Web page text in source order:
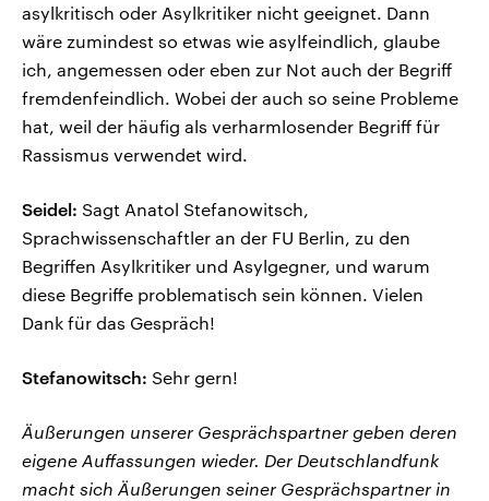
asylkritisch oder Asylkritiker nicht geeignet. Dann
wäre zumindest so etwas wie asylfeindlich, glaube
ich, angemessen oder eben zur Not auch der Begriff
fremdenfeindlich. Wobei der auch so seine Probleme
hat, weil der häufig als verharmlosender Begriff für
Rassismus verwendet wird.
Seidel: Sagt Anatol Stefanowitsch,
Sprachwissenschaftler an der FU Berlin, zu den
Begriffen Asylkritiker und Asylgegner, und warum
diese Begriffe problematisch sein können. Vielen
Dank für das Gespräch!
Stefanowitsch: Sehr gern!
Äußerungen unserer Gesprächspartner geben deren
eigene Auffassungen wieder. Der Deutschlandfunk
macht sich Äußerungen seiner Gesprächspartner in